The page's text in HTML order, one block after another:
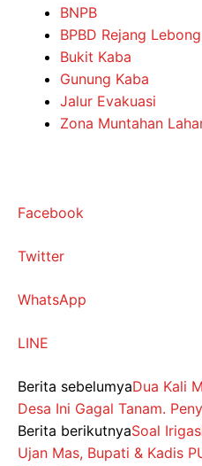
BNPB
BPBD Rejang Lebong
Bukit Kaba
Gunung Kaba
Jalur Evakuasi
Zona Muntahan
Facebook
Twitter
WhatsApp
LINE
Berita sebelumyaDua Kali
Desa Ini Gagal Tanam.
Berita berikutnyaSoal
Ujan Mas, Bupati & Kadis